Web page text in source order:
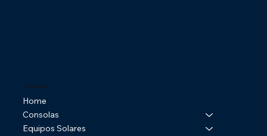
Tienda Online
Home
Consolas
Equipos Solares